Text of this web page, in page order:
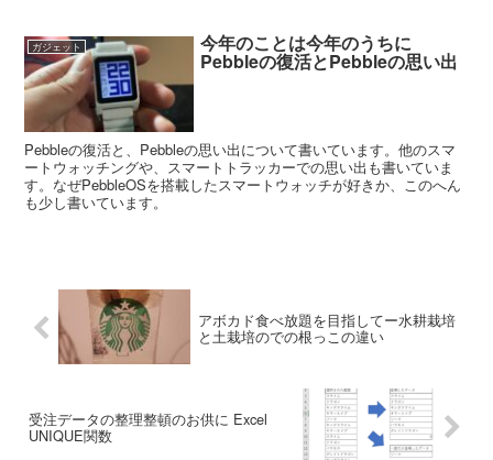
ガジェット 今年のことは今年のうちに
Pebbleの復活とPebbleの思い出
Pebbleの復活と、Pebbleの思い出について書いています。他のスマ
ートウォッチングや、スマートトラッカーでの思い出も書いていま
す。なぜPebbleOSを搭載したスマートウォッチが好きか、このへん
も少し書いています。
アボカド食べ放題を目指してー水耕栽培
と土栽培のでの根っこの違い
受注データの整理整頓のお供に Excel
UNIQUE関数